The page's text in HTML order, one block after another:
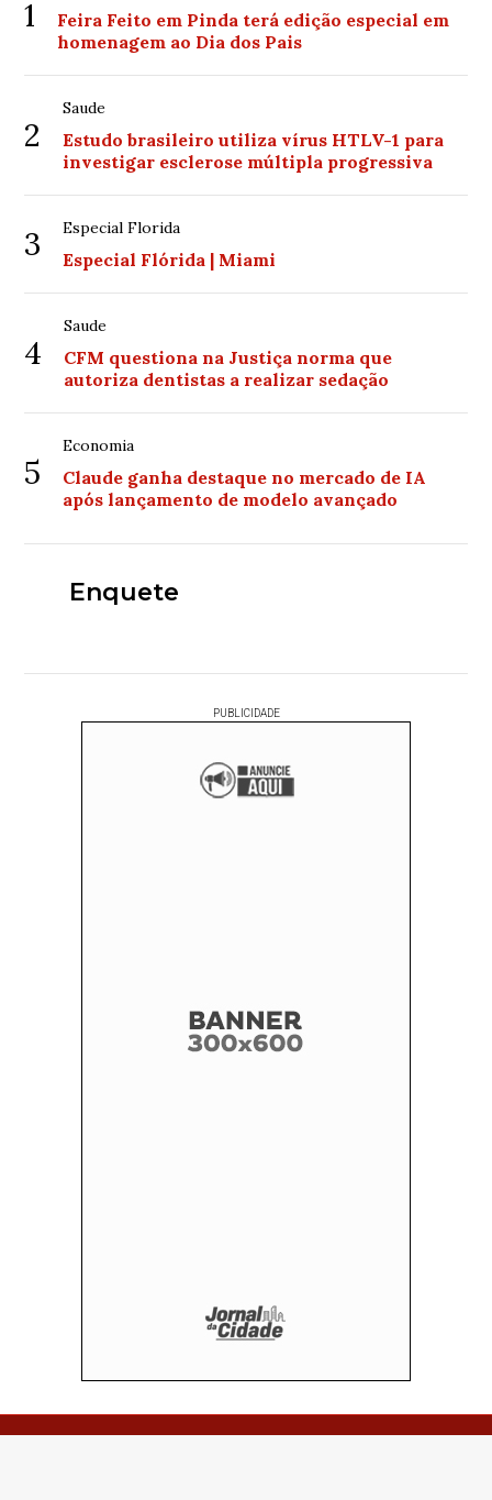
1
Feira Feito em Pinda terá edição especial em
homenagem ao Dia dos Pais
2
Saude
Estudo brasileiro utiliza vírus HTLV-1 para
investigar esclerose múltipla progressiva
3 Especial Florida
Especial Flórida | Miami
4
Saude
CFM questiona na Justiça norma que
autoriza dentistas a realizar sedação
5
Economia
Claude ganha destaque no mercado de IA
após lançamento de modelo avançado
Enquete
PUBLICIDADE